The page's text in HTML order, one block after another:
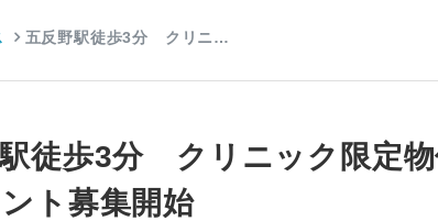
五反野駅徒歩3分 クリニ…
徒歩3分 クリニック限定
ト募集開始